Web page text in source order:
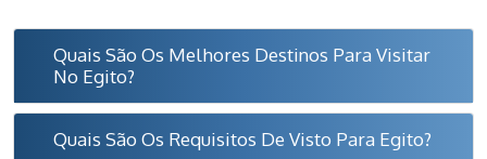
Quais São Os Melhores Destinos Para Visitar
No Egito?
Quais São Os Requisitos De Visto Para Egito?